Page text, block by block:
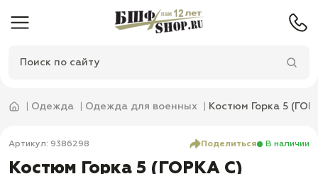
Одежда Одежда для военных Костюм Горка 5
Артикул: 9386298 Поделиться В наличии
Костюм Горка 5 (ГОРКА С)